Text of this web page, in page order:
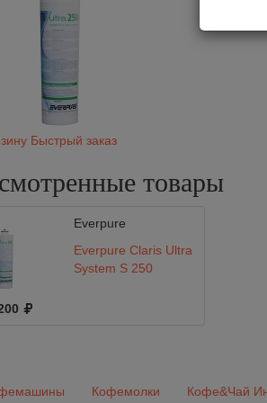
Быстрый заказ
товары
Everpure
Everpure Claris Ultra
System S 250
Кофемолки Кофе&Чай